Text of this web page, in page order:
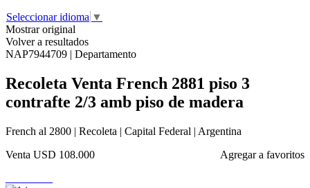
Seleccionar idioma ▼
Mostrar original
Volver a resultados
NAP7944709 | Departamento
Recoleta Venta French 2881 piso 3
contrafte 2/3 amb piso de madera
French al 2800 | Recoleta | Capital Federal | Argentina
Agregar a favoritos
Venta USD 108.000